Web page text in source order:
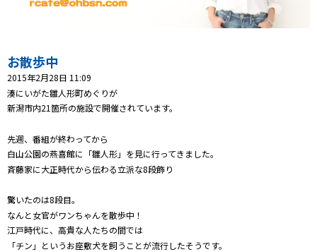
コンテンツ・アプリ
Well-being 防災・減災
会社概要・ビジョン
お問い合わせ
お散歩中
2015年2月28日 11:09
湊にいがた雛人形町めぐりが
新潟市内21箇所の施設で開催されています。
先週、番組が終わってから
白山公園の燕喜館に「雛人形」を見に行ってきました。
斉藤家に大正時代から伝わる立派な8段飾り
驚いたのは8段目。
なんと女官がワンちゃんを散歩中！
江戸時代に、高貴な人たちの間では
「チン」というお座敷犬を飼うことが流行したそうです。